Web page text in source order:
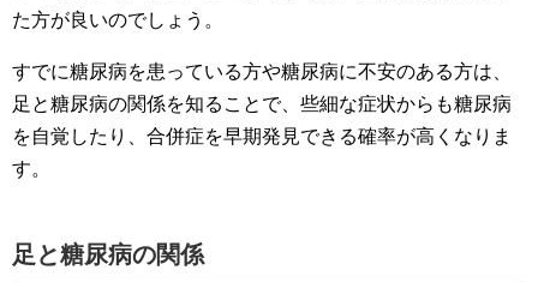
た方が良いのでしょう。
すでに糖尿病を患っている方や糖尿病に不安のある方は、
足と糖尿病の関係を知ることで、些細な症状からも糖尿病
を自覚したり、 合併症を早期発見できる確率が高くなりま
す。
足と糖尿病の関係